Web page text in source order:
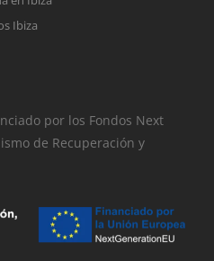
Ibiza
por los Fondos Next
de Recuperación y